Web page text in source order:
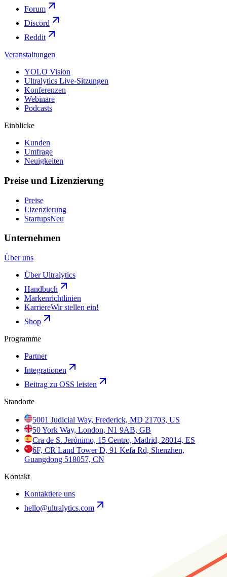
Forum
Discord
Reddit
Veranstaltungen
YOLO Vision
Ultralytics Live-Sitzungen
Konferenzen
Webinare
Podcasts
Einblicke
Kunden
Umfrage
Neuigkeiten
Preise und Lizenzierung
Preise
Lizenzierung
StartupsNeu
Unternehmen
Über uns
Über Ultralytics
Handbuch
Markenrichtlinien
KarriereWir stellen ein!
Shop
Programme
Partner
Integrationen
Beitrag zu OSS leisten
Standorte
5001 Judicial Way, Frederick, MD 21703, US
50 York Way, London, N1 9AB, GB
Cra de S. Jerónimo, 15 Centro, Madrid, 28014, ES
6F, CR Land Tower D, 91 Kefa Rd, Shenzhen,
Guangdong 518057, CN
Kontakt
Kontaktiere uns
hello@ultralytics.com